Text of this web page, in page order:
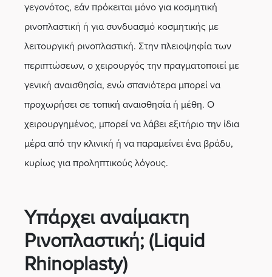
γεγονότος, εάν πρόκειται μόνο για κοσμητική
ρινοπλαστική ή για συνδυασμό κοσμητικής με
λειτουργική ρινοπλαστική. Στην πλειοψηφία των
περιπτώσεων, ο χειρουργός την πραγματοποιεί με
γενική αναισθησία, ενώ σπανιότερα μπορεί να
προχωρήσει σε τοπική αναισθησία ή μέθη. Ο
χειρουργημένος, μπορεί να λάβει εξιτήριο την ίδια
μέρα από την κλινική ή να παραμείνει ένα βράδυ,
κυρίως για προληπτικούς λόγους.
Υπάρχει αναίμακτη
Ρινοπλαστική; (Liquid
Rhinoplasty)